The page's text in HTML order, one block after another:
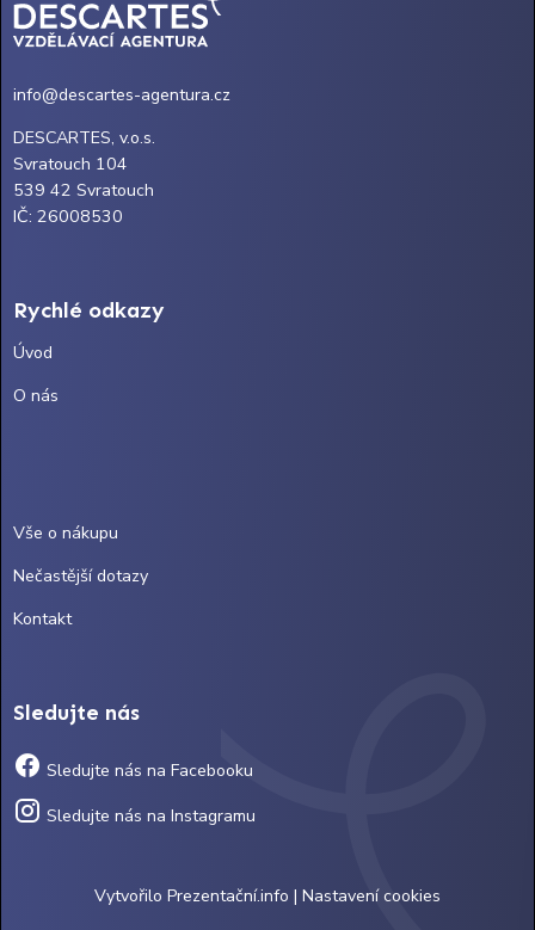
info@descartes-agentura.cz
DESCARTES, v.o.s.
Svratouch 104
539 42 Svratouch
IČ: 26008530
Rychlé odkazy
Úvod
O nás
Vše o nákupu
Nečastější dotazy
Kontakt
Sledujte nás
Sledujte nás na Facebooku
Sledujte nás na Instagramu
Vytvořilo Prezentační.info | Nastavení cookies